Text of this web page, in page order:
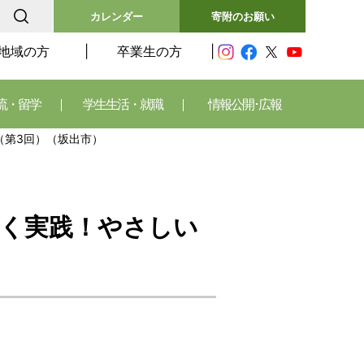
カレンダー 寄附のお願い
域の方 卒業生の方
・留学 学生生活・就職 情報公開･広報
3回）（坂出市）
実践！やさしい